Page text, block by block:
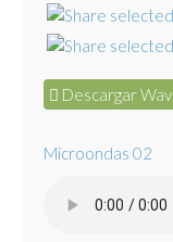
Descargar Wav
Microondas 02